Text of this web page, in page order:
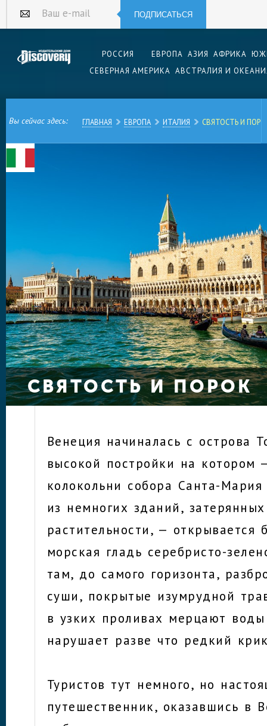
Ваш e-mail ПОДПИСАТЬСЯ
РОССИЯ ЕВРОПА АЗИЯ АФРИКА
СЕВЕРНАЯ АМЕРИКА АВСТРАЛИЯ И
Вы сейчас здесь: ГЛАВНАЯ ЕВРОПА ИТАЛИЯ СВЯТОСТЬ И
СВЯТОСТЬ И ПОРОК
Венеция начиналась с острова
высокой постройки на котором
колокольни собора Санта-Мария
из немногих зданий,
растительности, — открывается
морская гладь серебристо-
там, до самого горизонта,
суши, покрытые изумрудной
в узких проливах мерцают
нарушает разве что редкий
Туристов тут немного, но
путешественник, оказавшись в